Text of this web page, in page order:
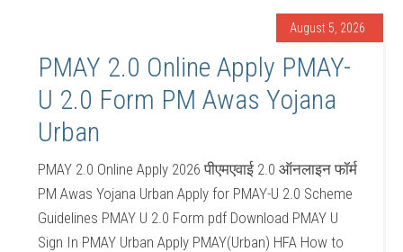
August 5, 2026
PMAY 2.0 Online Apply PMAY-
U 2.0 Form PM Awas Yojana
Urban
PMAY 2.0 Online Apply 2026 पीएमएवाई 2.0 ऑनलाइन फॉर्म
PM Awas Yojana Urban Apply for PMAY-U 2.0 Scheme
Guidelines PMAY U 2.0 Form pdf Download PMAY U
Sign In PMAY Urban Apply PMAY(Urban) HFA How to